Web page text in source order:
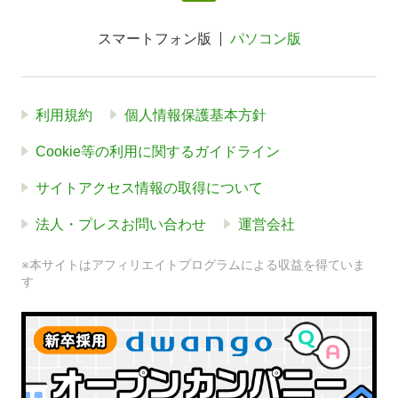
スマートフォン版 パソコン版
利用規約 個人情報保護基本方針
Cookie等の利用に関するガイドライン
サイトアクセス情報の取得について
法人・プレスお問い合わせ 運営会社
※本サイトはアフィリエイトプログラムによる収益を得ていま
す